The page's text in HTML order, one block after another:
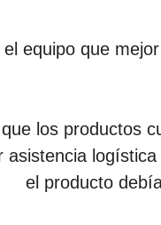
equipo que
los productos
asistencia
el producto